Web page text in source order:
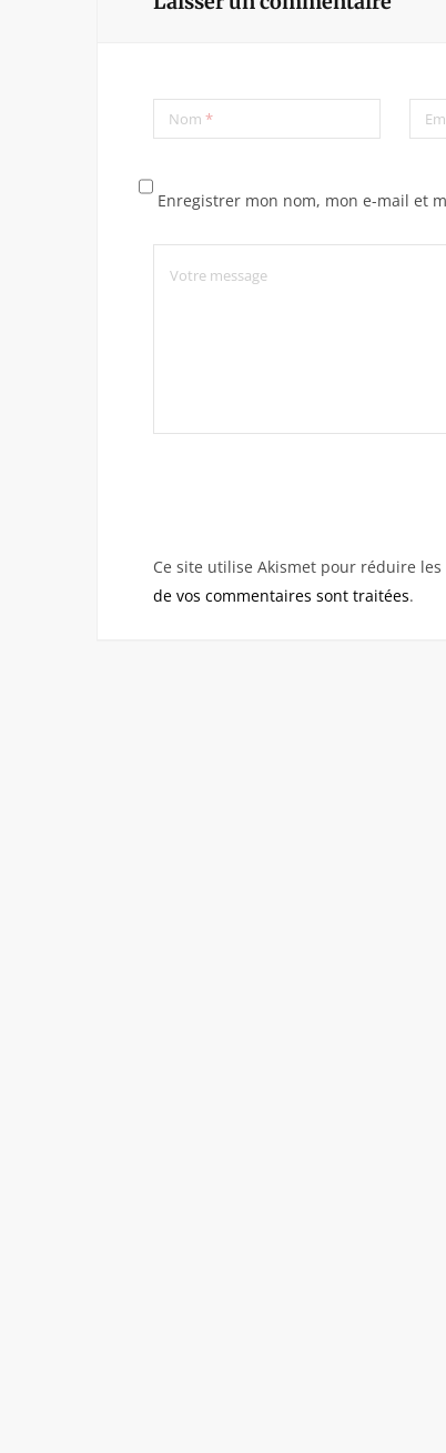
Nom *
Enregistrer mon nom, mon e-mail et
Ce site utilise Akismet pour réduire
de vos commentaires sont traitées.